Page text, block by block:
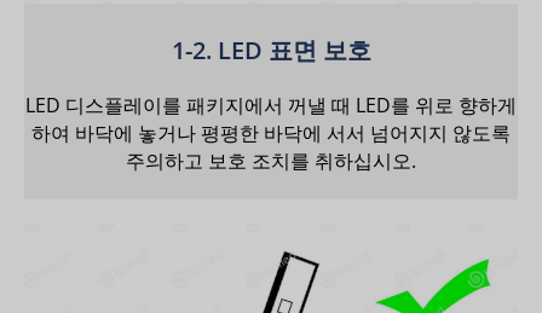
1-2. LED 표면 보호
LED 디스플레이를 패키지에서 꺼낼 때 LED를 위로 향하게
하여 바닥에 놓거나 평평한 바닥에 서서 넘어지지 않도록
주의하고 보호 조치를 취하십시오.